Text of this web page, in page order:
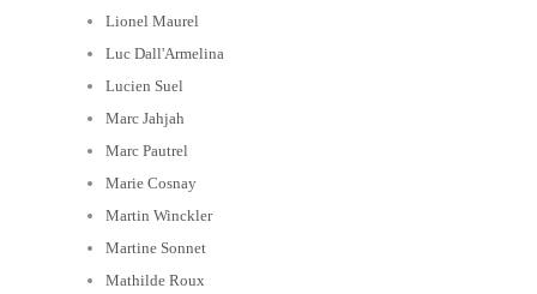
Lionel Maurel
Luc Dall'Armelina
Lucien Suel
Marc Jahjah
Marc Pautrel
Marie Cosnay
Martin Winckler
Martine Sonnet
Mathilde Roux